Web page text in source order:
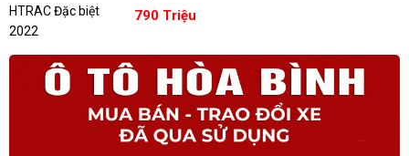
790 Triệu